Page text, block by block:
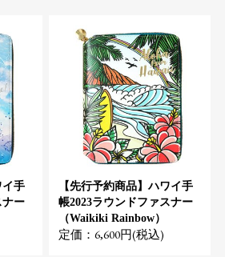
イ手
ナー
【先行予約商品】ハワイ手
帳2023ラウンドファスナー
（Waikiki Rainbow）
定価：6,600円(税込)